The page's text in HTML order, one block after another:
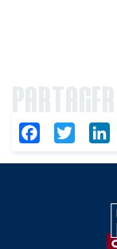
PARTAGER
FacebookTwitter